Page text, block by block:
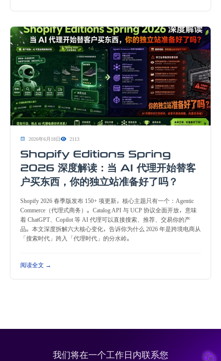
2026年6月18日 2113
Shopify Editions Spring
2026 深度解读：当 AI 代理开始替客
户买东西，你的独立站准备好了吗？
Shopify 2026 春季版发布 150+ 项更新，核心主题只有一个：Agentic
Commerce（代理式商务）。Catalog API 与 UCP 协议全面开放，意味
着 ChatGPT、Copilot 等 AI 代理可以直接搜索、推荐、交易你的产
品。本文深度拆解六大核心变化，告诉你为什么 2026 年是跨境电商从
「搜索时代」跨入「代理时代」的分水岭。
阅读全文 →
我们将在一个工作日内联系您